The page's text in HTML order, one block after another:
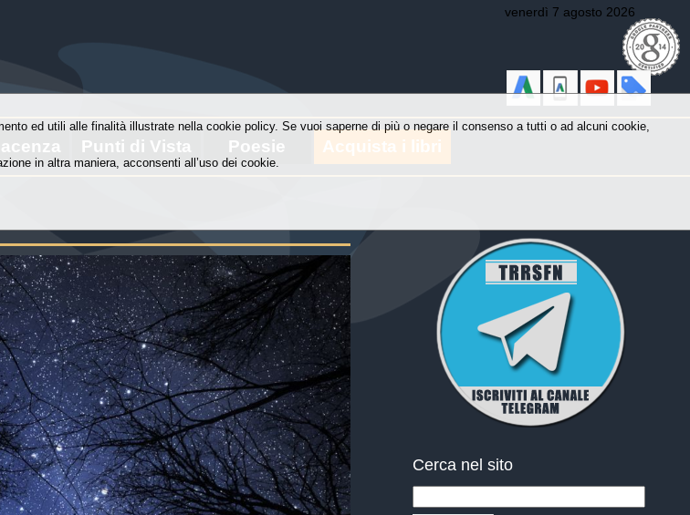
venerdì 7 agosto 2026
Punti di Vista Poesie Acquista i libri
Cerca nel sito
ed utili alle finalità illustrate nella cookie policy. Se vuoi saperne di più o negare il consenso a tutti o ad alcuni cookie,
in altra maniera, acconsenti all’uso dei cookie.